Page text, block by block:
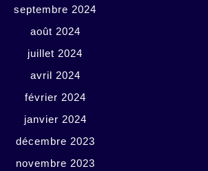
septembre 2024
août 2024
juillet 2024
avril 2024
février 2024
janvier 2024
décembre 2023
novembre 2023